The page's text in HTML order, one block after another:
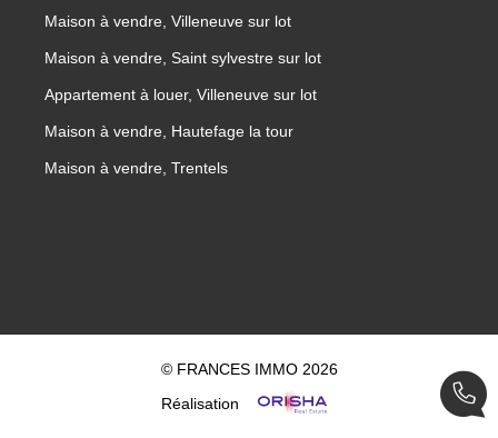
Maison à vendre, Villeneuve sur lot
Maison à vendre, Saint sylvestre sur lot
Appartement à louer, Villeneuve sur lot
Maison à vendre, Hautefage la tour
Maison à vendre, Trentels
© FRANCES IMMO 2026
Réalisation